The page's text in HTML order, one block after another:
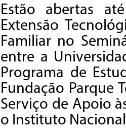
Estão abertas
Extensão
Familiar no
entre a
Programa de
Fundação Parque
Serviço de Apoio
o Instituto